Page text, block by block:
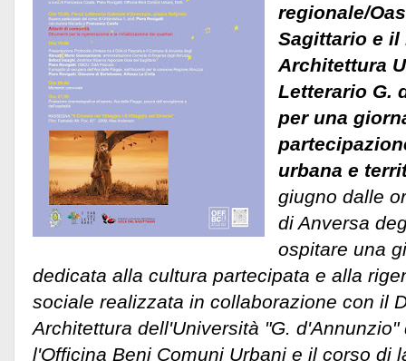
regionale/
Sagittario e il
Architettura
Letterario G.
per una
urbana e
giugno dalle
di Anversa
ospitare una
dedicata alla cultura partecipata e alla
sociale realizzata in collaborazione con il
Architettura dell'Università "G.
l'Officina Beni Comuni Urbani e il corso di